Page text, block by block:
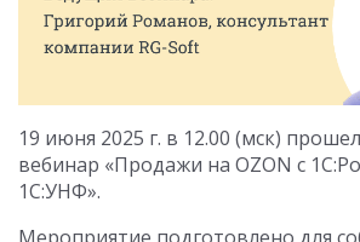
19 июня 2025 г. в 12.00 (мск)
вебинар «Продажи на OZON с
1С:УНФ».